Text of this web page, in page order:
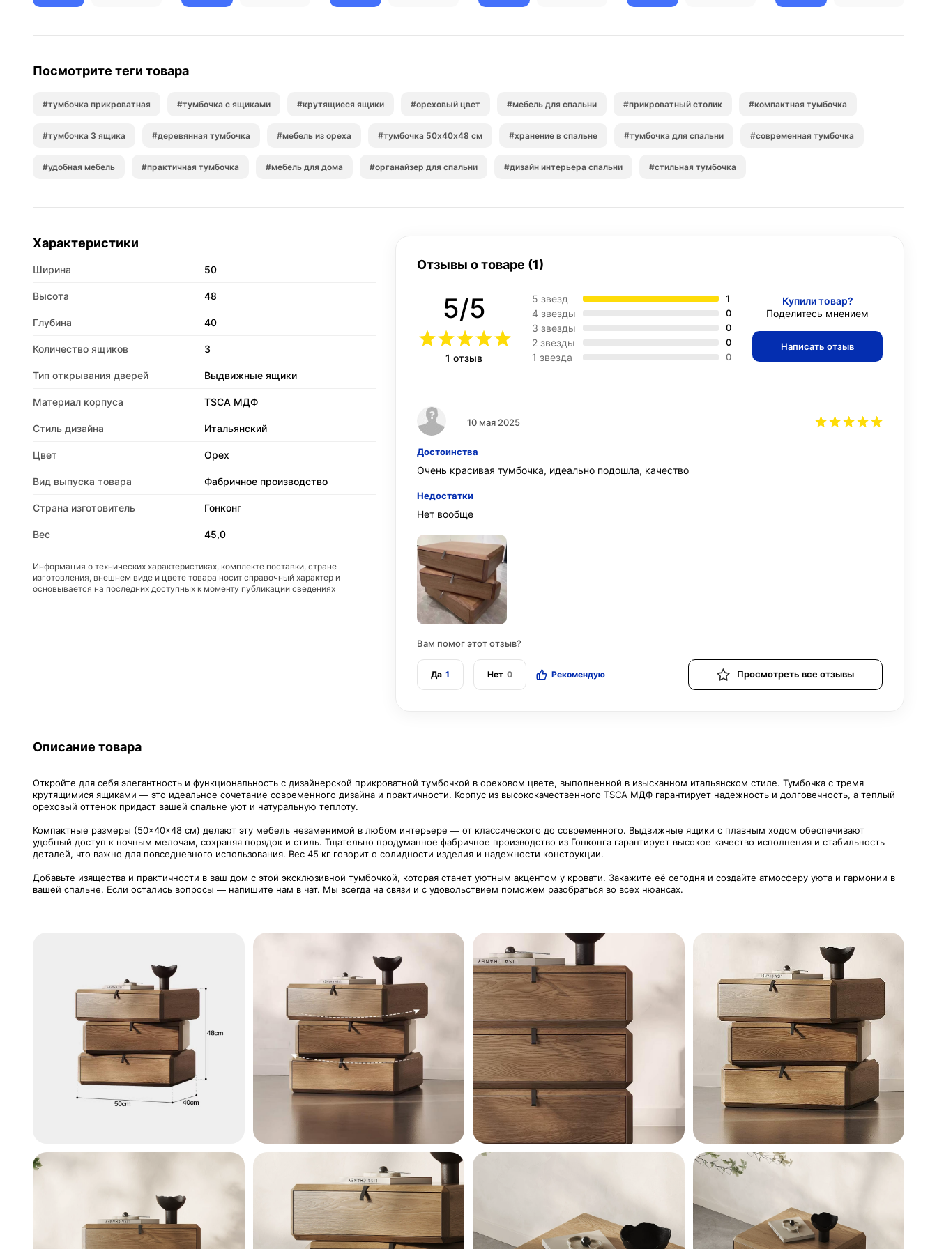
Посмотрите теги товара
#тумбочка прикроватная #тумбочка с ящиками #крутящиеся ящики #ореховый цвет #мебель для спальни #прикроватный столик #компактная тумбочка
#тумбочка 3 ящика #деревянная тумбочка #мебель из ореха #тумбочка 50х40х48 см #хранение в спальне #тумбочка для спальни #современная тумбочка
#удобная мебель #практичная тумбочка #мебель для дома #органайзер для спальни #дизайн интерьера спальни #стильная тумбочка
Характеристики
Ширина 50
Высота 48
Глубина 40
Количество ящиков 3
Тип открывания дверей Выдвижные ящики
Материал корпуса TSCA МДФ
Стиль дизайна Итальянский
Цвет Орех
Вид выпуска товара Фабричное производство
Страна изготовитель Гонконг
Вес 45,0
Информация о технических характеристиках, комплекте поставки, стране
изготовления, внешнем виде и цвете товара носит справочный характер и
основывается на последних доступных к моменту публикации сведениях
Отзывы о товаре (1)
5/5
1 отзыв
5 звезд 1
4 звезды 0
3 звезды 0
2 звезды 0
1 звезда 0
Купили товар?
Поделитесь мнением
Написать отзыв
10 мая 2025
Достоинства
Очень красивая тумбочка, идеально подошла, качество
Недостатки
Нет вообще
Вам помог этот отзыв?
Да 1 Нет 0 Рекомендую Просмотреть все отзывы
Описание товара
Откройте для себя элегантность и функциональность с дизайнерской прикроватной тумбочкой в ореховом цвете, выполненной в изысканном итальянском стиле. Тумбочка с тремя
крутящимися ящиками — это идеальное сочетание современного дизайна и практичности. Корпус из высококачественного TSCA МДФ гарантирует надежность и долговечность, а теплый
ореховый оттенок придаст вашей спальне уют и натуральную теплоту.
Компактные размеры (50×40×48 см) делают эту мебель незаменимой в любом интерьере — от классического до современного. Выдвижные ящики с плавным ходом обеспечивают
удобный доступ к ночным мелочам, сохраняя порядок и стиль. Тщательно продуманное фабричное производство из Гонконга гарантирует высокое качество исполнения и стабильность
деталей, что важно для повседневного использования. Вес 45 кг говорит о солидности изделия и надежности конструкции.
Добавьте изящества и практичности в ваш дом с этой эксклюзивной тумбочкой, которая станет уютным акцентом у кровати. Закажите её сегодня и создайте атмосферу уюта и гармонии в
вашей спальне. Если остались вопросы — напишите нам в чат. Мы всегда на связи и с удовольствием поможем разобраться во всех нюансах.